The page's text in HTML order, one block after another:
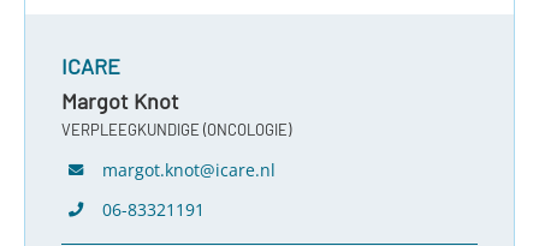
ICARE
Margot Knot
VERPLEEGKUNDIGE (ONCOLOGIE)
margot.knot@icare.nl
06-83321191